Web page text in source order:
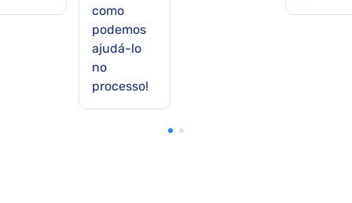
como
podemos
ajudá-lo
no
processo!